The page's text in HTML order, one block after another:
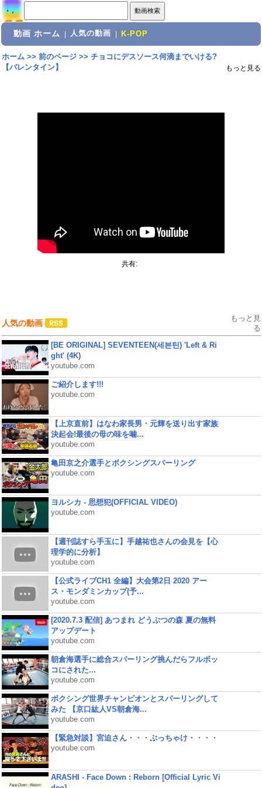
動画 ホーム 人気の動画 K-POP
ホーム>> 前のページ>> チョコにデスソース何滴までいける?
【バレンタイン】
もっと見る
共有:
人気の動画
もっと見
る
[BE ORIGINAL] SEVENTEEN(세븐틴) 'Left & Ri
ght' (4K)
youtube.com
ご紹介します!!!
youtube.com
【上京直前】はなわ家長男・元輝を送り出す家族
決起会!最後の母の味を噛...
youtube.com
亀田京之介選手とボクシングスパーリング
youtube.com
ヨルシカ - 思想犯(OFFICIAL VIDEO)
youtube.com
【週刊誌すら手玉に】手越祐也さんの会見を【心
理学的に分析】
youtube.com
【公式ライブCH1 全編】大会第2日 2020 アー
ス・モンダミンカップ(予...
youtube.com
[2020.7.3 配信] あつまれ どうぶつの森 夏の無料
アップデート
youtube.com
朝倉海選手に総合スパーリング挑んだらフルボッ
コにされた...
youtube.com
ボクシング世界チャンピオンとスパーリングして
みた 【京口紘人VS朝倉海...
youtube.com
【緊急対談】宮迫さん・・・ぶっちゃけ・・・・
youtube.com
ARASHI - Face Down : Reborn [Official Lyric Vi